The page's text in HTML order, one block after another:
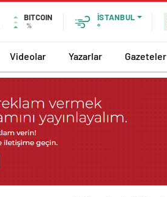
BITCOIN
%
İSTANBUL
°
Videolar Yazarlar Gazeteler